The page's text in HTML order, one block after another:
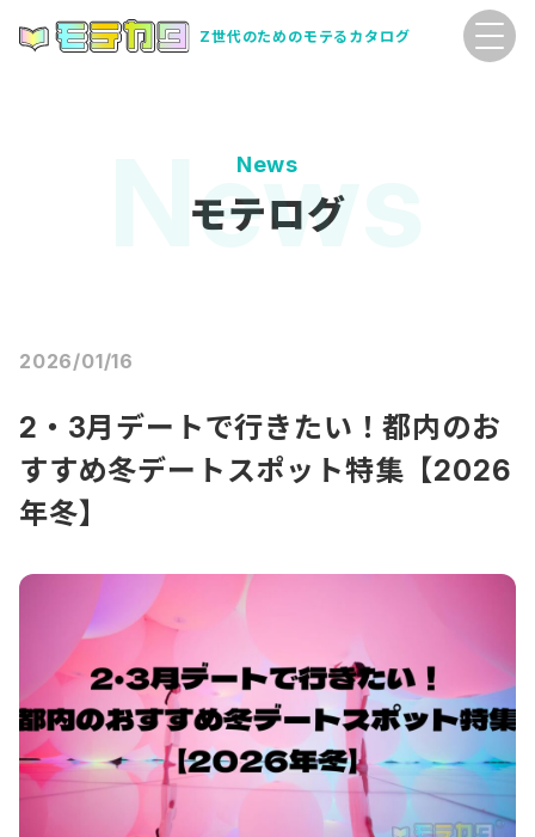
Z世代のためのモテるカタログ
News
モテログ
2026/01/16
2・3月デートで行きたい！都内のお
すすめ冬デートスポット特集【2026
年冬】